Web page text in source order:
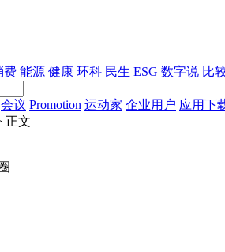
费 能源 健康 环科 民生 ESG 数字说 比
会议 Promotion 运动家 企业用户 应用下
正文